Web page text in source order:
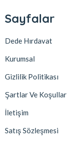
Sayfalar
Dede Hırdavat
Kurumsal
Gizlilik Politikası
Şartlar Ve Koşullar
İletişim
Satış Sözleşmesi